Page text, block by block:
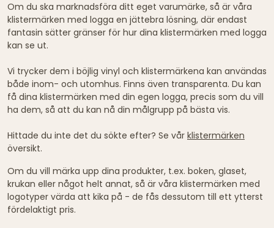
Om du ska marknadsföra ditt eget varumärke, så är våra
klistermärken med logga en jättebra lösning, där endast
fantasin sätter gränser för hur dina klistermärken med logga
kan se ut.
Vi trycker dem i böjlig vinyl och klistermärkena kan användas
både inom- och utomhus. Finns även transparenta. Du kan
få dina klistermärken med din egen logga, precis som du vill
ha dem, så att du kan nå din målgrupp på bästa vis.
Hittade du inte det du sökte efter? Se vår klistermärken
översikt.
Om du vill märka upp dina produkter, t.ex. boken, glaset,
krukan eller något helt annat, så är våra klistermärken med
logotyper värda att kika på - de fås dessutom till ett ytterst
fördelaktigt pris.